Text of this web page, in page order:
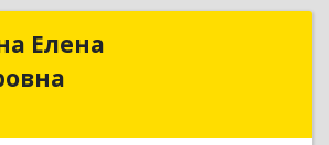
Елена
ИП Кудрина Елена